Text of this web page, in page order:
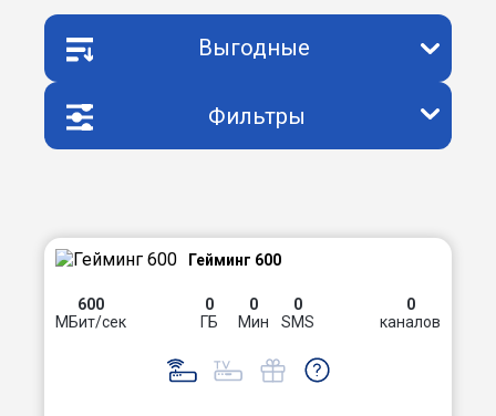
Выгодные
Фильтры
Гейминг 600
600
МБит/сек
0
ГБ
0
Мин
0
SMS
0
каналов